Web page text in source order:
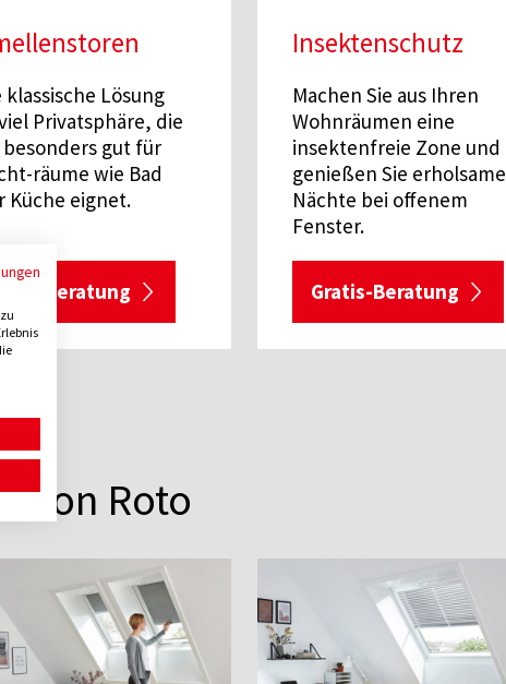
klassische Lösung
Privatsphäre, die
besonders gut für
räume wie Bad
Küche eignet.
Beratung
Insektenschutz
Machen Sie aus Ihren
Wohnräumen eine
insektenfreie Zone und
genießen Sie erholsame
Nächte bei offenem
Fenster.
Gratis-Beratung
von Roto